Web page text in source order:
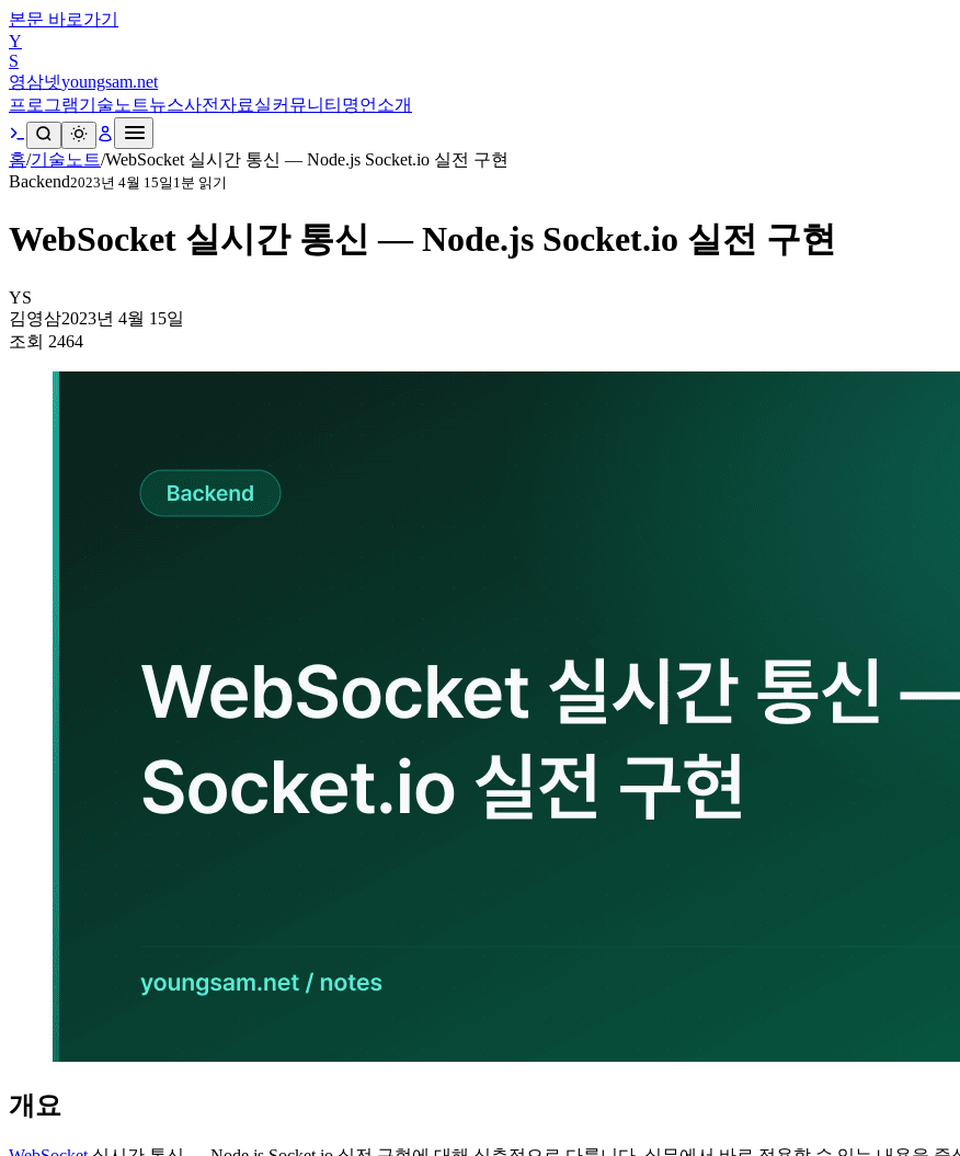
본문 바로가기
Y
S
영삼넷youngsam.net
프로그램기술노트뉴스사전 자료실커뮤니티 명언 소개
홈/기술노트/WebSocket 실시간 통신 — Node.js Socket.io 실전 구현
Backend2023년 4월 15일 1분 읽기
WebSocket 실시간 통신 — Node.js Socket.io 실전 구현
YS
김영삼2023년 4월 15일
조회 2464
개요